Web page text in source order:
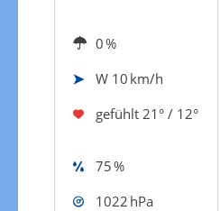
0 %
W 10 km/h
gefühlt 21° / 12°
75 %
1022 hPa